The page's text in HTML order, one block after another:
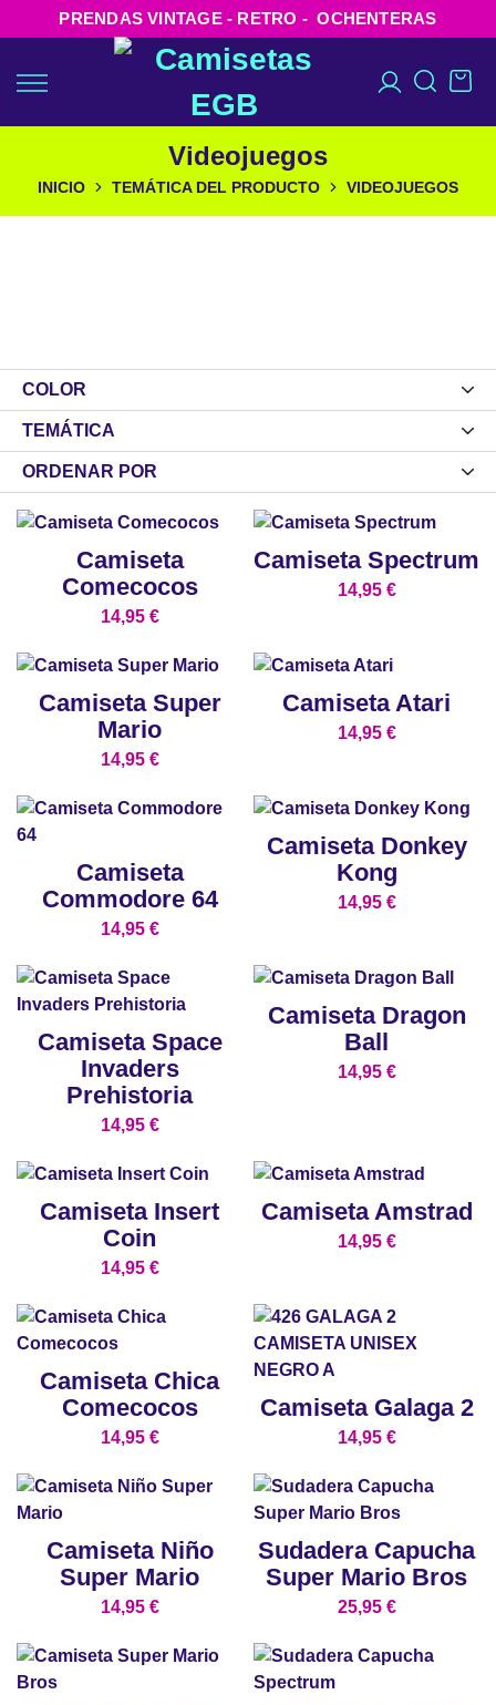
PRENDAS VINTAGE - RETRO - OCHENTERAS
INICIO TEMÁTICA DEL PRODUCTO VIDEOJUEGOS
Videojuegos
COLOR
TEMÁTICA
ORDENAR POR
Camiseta
Comecocos
14,95 €
Camiseta Spectrum
14,95 €
Camiseta Super
Mario
14,95 €
Camiseta Atari
14,95 €
Camiseta
Commodore 64
14,95 €
Camiseta Donkey
Kong
14,95 €
Camiseta Space
Invaders
Prehistoria
14,95 €
Camiseta Dragon
Ball
14,95 €
Camiseta Insert
Coin
14,95 €
Camiseta Amstrad
14,95 €
Camiseta Chica
Comecocos
14,95 €
Camiseta Galaga 2
14,95 €
Camiseta Niño
Super Mario
14,95 €
Sudadera Capucha
Super Mario Bros
25,95 €